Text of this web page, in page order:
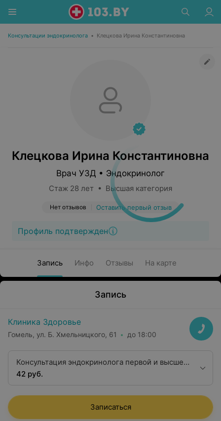
Консультации эндокринолога • Клецкова Ирина Константиновна
Клецкова Ирина Константиновна
Врач УЗД • Эндокринолог
Стаж 28 лет • Высшая категория
Нет отзывов Оставить первый отзыв
Профиль подтвержден
Запись Инфо Отзывы На карте
Запись
Клиника Здоровье
Гомель, ул. Б. Хмельницкого, 61 до 18:00
Консультация эндокринолога первой и высшей
категории
42 руб.
Записаться